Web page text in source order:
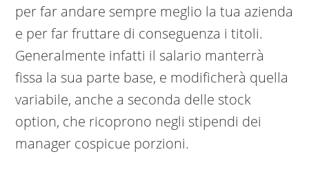
per far andare sempre meglio la tua azienda
e per far fruttare di conseguenza i titoli.
Generalmente infatti il salario manterrà
fissa la sua parte base, e modificherà quella
variabile, anche a seconda delle stock
option, che ricoprono negli stipendi dei
manager cospicue porzioni.